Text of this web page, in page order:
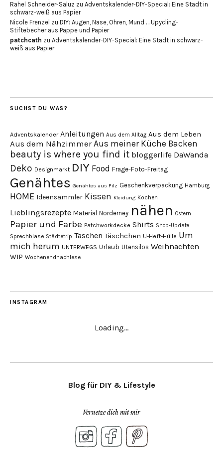
Rahel Schneider-Saluz zu Adventskalender-DIY-Special: Eine Stadt in
schwarz-weiß aus Papier
Nicole Frenzel zu DIY: Augen, Nase, Ohren, Mund … Upycling-
Stiftebecher aus Pappe und Papier
patchcath zu Adventskalender-DIY-Special: Eine Stadt in schwarz-
weiß aus Papier
SUCHST DU WAS?
Adventskalender Anleitungen Aus dem Alltag Aus dem Leben
Aus dem Nähzimmer Aus meiner Küche Backen
beauty is where you find it bloggerlife DaWanda
Deko Designmarkt DIY Food Frage-Foto-Freitag
Genähtes Genähtes aus Filz Geschenkverpackung Hamburg
HOME Ideensammler Kissen Kleidung Kochen
Lieblingsrezepte Material Norderney nähen Ostern
Papier und Farbe Patchworkdecke Shirts Shop-Update
Sprechblase Städtetrip Taschen Täschchen U-Heft-Hülle Um
mich herum UNTERWEGS Urlaub Utensilos Weihnachten
WIP Wochenendnachlese
INSTAGRAM
Loading...
Blog für DIY & Lifestyle
Vernetze dich mit mir